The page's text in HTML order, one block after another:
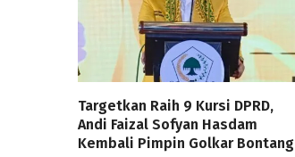
Targetkan Raih 9 Kursi DPRD,
Andi Faizal Sofyan Hasdam
Kembali Pimpin Golkar Bontang